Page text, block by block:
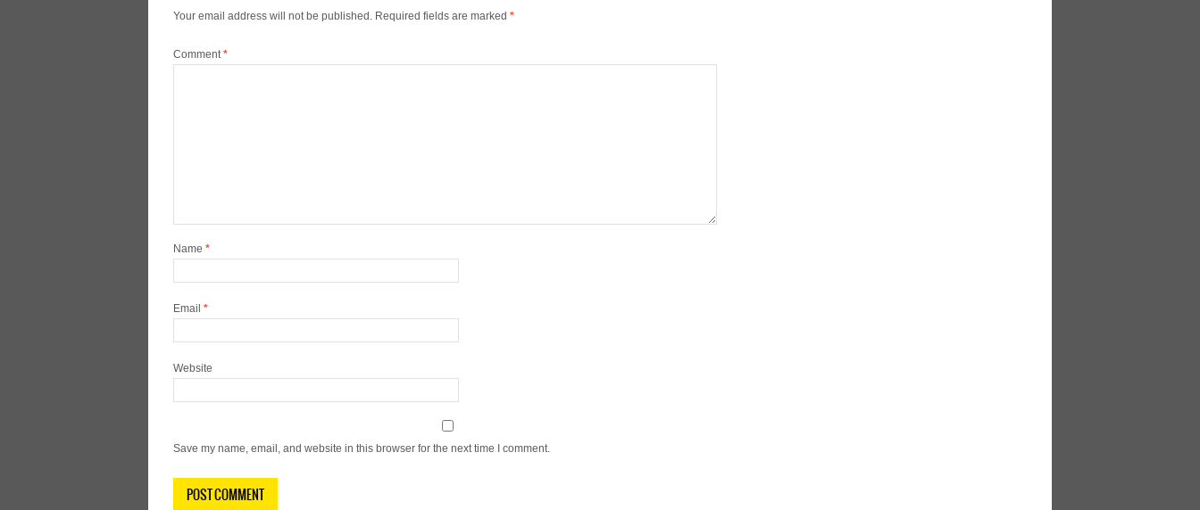
Your email address will not be published. Required fields are marked *
Comment*
Name *
Email *
Website
Save my name, email, and website in this browser for the next time I comment.